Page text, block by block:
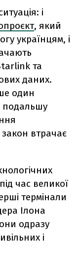
і
, який
українцям, і
та
даних.
один
подальшу
втрачає
час великої
термінали
Ілона
одразу
і